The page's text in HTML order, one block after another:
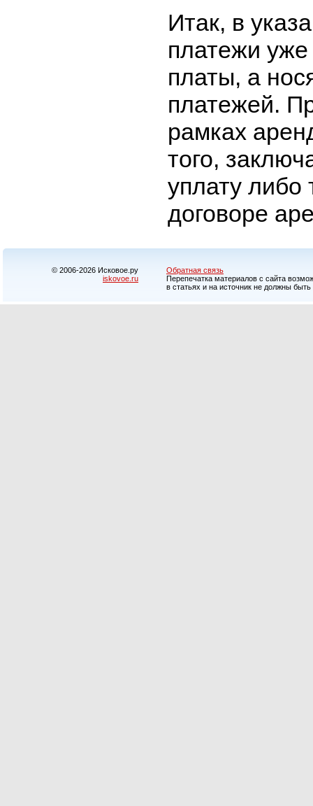
Итак, в
платежи
платы, а
платежей.
рамках
того,
уплату либо
договоре
© 2006-2026 Исковое.ру
iskovoe.ru
Обратная связь
Перепечатка материалов с сайта
в статьях и на источник не должны